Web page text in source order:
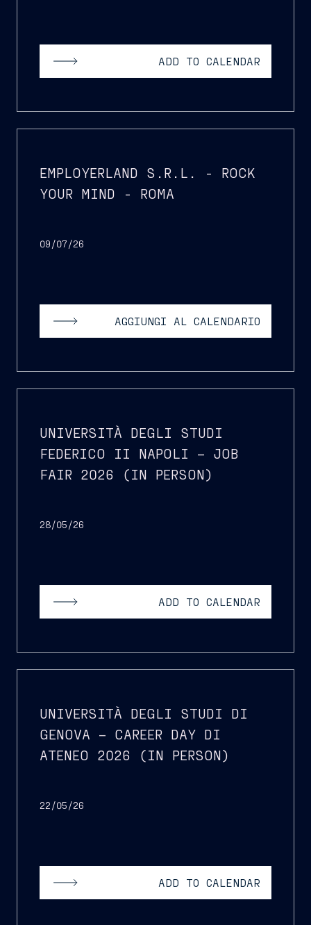
ADD TO CALENDAR
EMPLOYERLAND S.R.L. - ROCK
YOUR MIND - ROMA
09/07/26
AGGIUNGI AL CALENDARIO
UNIVERSITÀ DEGLI STUDI
FEDERICO II NAPOLI – JOB
FAIR 2026 (IN PERSON)
28/05/26
ADD TO CALENDAR
UNIVERSITÀ DEGLI STUDI DI
GENOVA – CAREER DAY DI
ATENEO 2026 (IN PERSON)
22/05/26
ADD TO CALENDAR